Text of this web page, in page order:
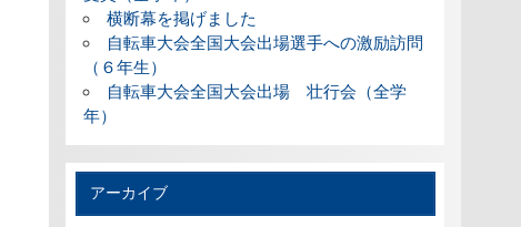
横断幕を掲げました
自転車大会全国大会出場選手への激励訪問
（６年生）
自転車大会全国大会出場 壮行会（全学
年）
アーカイブ